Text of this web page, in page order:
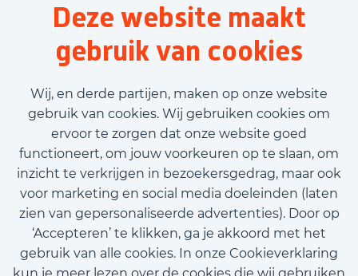
Deze website maakt
gebruik van cookies
Wij, en derde partijen, maken op onze website
gebruik van cookies. Wij gebruiken cookies om
ervoor te zorgen dat onze website goed
functioneert, om jouw voorkeuren op te slaan, om
inzicht te verkrijgen in bezoekersgedrag, maar ook
voor marketing en social media doeleinden (laten
zien van gepersonaliseerde advertenties). Door op
‘Accepteren’ te klikken, ga je akkoord met het
gebruik van alle cookies. In onze Cookieverklaring